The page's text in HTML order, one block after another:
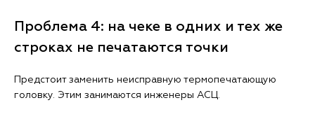
Проблема 4: на чеке в одних и тех же
строках не печатаются точки
Предстоит заменить неисправную термопечатающую
головку. Этим занимаются инженеры АСЦ.